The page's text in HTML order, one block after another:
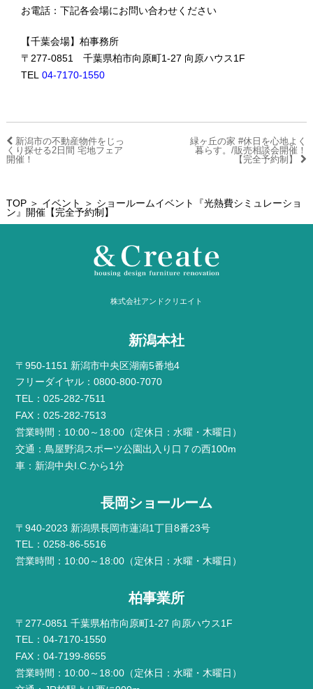
お電話：下記各会場にお問い合わせください
【千葉会場】柏事務所
〒277-0851 千葉県柏市向原町1-27 向原ハウス1F
TEL04-7170-1550
新潟市の不動産物件をじっ
くり探せる2日間 宅地フェア
開催！
緑ヶ丘の家 #休日を心地よく
暮らす。/販売相談会開催！
【完全予約制】
TOP＞ イベント
＞ ショールームイベント『光熱費シミュレーショ
ン』開催【完全予約制】
株式会社アンドクリエイト
新潟本社
〒950-1151 新潟市中央区湖南5番地4
フリーダイヤル：0800-800-7070
TEL：025-282-7511
FAX：025-282-7513
営業時間：10:00～18:00（定休日：水曜・木曜日）
交通：鳥屋野潟スポーツ公園出入り口７の西100m
車：新潟中央I.C.から1分
長岡ショールーム
〒940-2023 新潟県長岡市蓮潟1丁目8番23号
TEL：0258-86-5516
営業時間：10:00～18:00（定休日：水曜・木曜日）
柏事業所
〒277-0851 千葉県柏市向原町1-27 向原ハウス1F
TEL：04-7170-1550
FAX：04-7199-8655
営業時間：10:00～18:00（定休日：水曜・木曜日）